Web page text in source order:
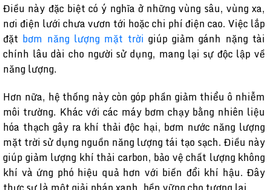
Điều này đặc biệt có ý nghĩa ở những vùng sâu, vùng xa,
nơi điện lưới chưa vươn tới hoặc chi phí điện cao. Việc lắp
đặt bơm năng lượng mặt trời giúp giảm gánh nặng tài
chính lâu dài cho người sử dụng, mang lại sự độc lập về
năng lượng.
Hơn nữa, hệ thống này còn góp phần giảm thiểu ô nhiễm
môi trường. Khác với các máy bơm chạy bằng nhiên liệu
hóa thạch gây ra khí thải độc hại, bơm nước năng lượng
mặt trời sử dụng nguồn năng lượng tái tạo sạch. Điều này
giúp giảm lượng khí thải carbon, bảo vệ chất lượng không
khí và ứng phó hiệu quả hơn với biến đổi khí hậu. Đây